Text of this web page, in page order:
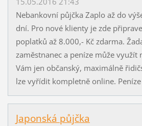
Nebankovní půjčka Zaplo až do
dní. Pro nové klienty je zde
poplatků až 8.000,- Kč zdarma.
zaměstnanec a peníze může využít
Vám jen občanský, maximálně
lze vyřídit kompletně online. Peníze
Japonská půjčka